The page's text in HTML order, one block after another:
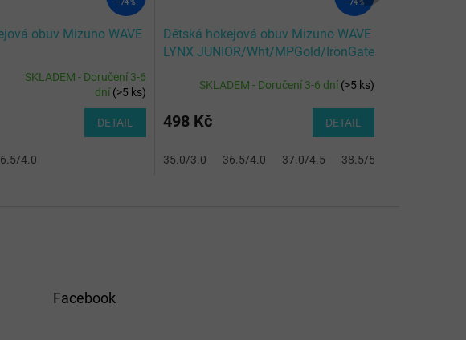
39.0/6.0 40.5/7.0
–74 %
obuv Mizuno WAVE
MPGold/IronGat
SKLADEM - Doručení 3-6
dní(>5 ks)
DETAIL
4.0
–74 %
Dětská hokejová obuv Mizuno WAVE
LYNX JUNIOR/Wht/MPGold/IronGate
SKLADEM - Doručení 3-6 dní(>5 ks)
498 Kč DETAIL
35.0/3.0 36.5/4.0 37.0/4.5 38.5/5.5
Facebook